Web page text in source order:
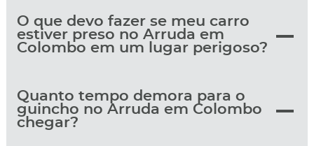
O que devo fazer se meu carro
estiver preso no Arruda em
Colombo em um lugar perigoso?
Quanto tempo demora para o
guincho no Arruda em Colombo
chegar?